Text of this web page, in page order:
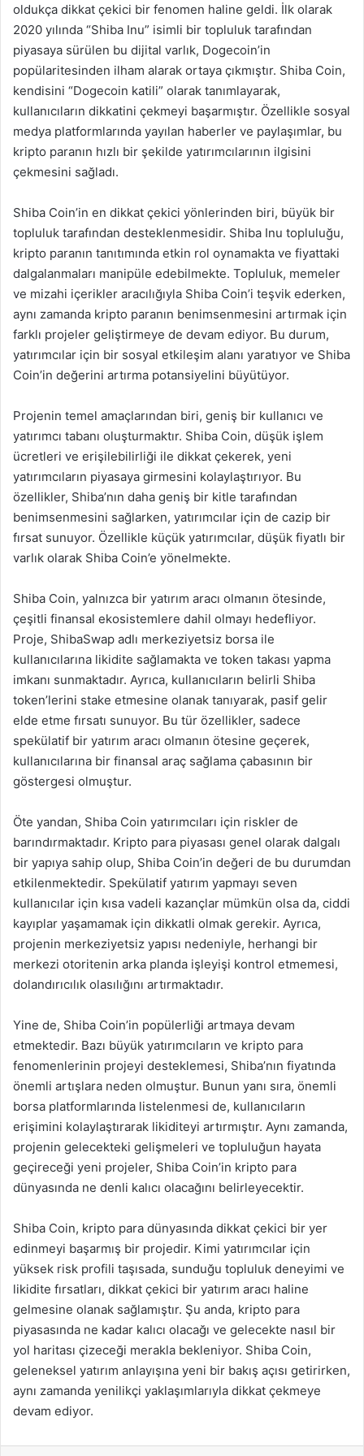
oldukça dikkat çekici bir fenomen haline geldi. İlk olarak
2020 yılında “Shiba Inu” isimli bir topluluk tarafından
piyasaya sürülen bu dijital varlık, Dogecoin’in
popülaritesinden ilham alarak ortaya çıkmıştır. Shiba Coin,
kendisini “Dogecoin katili” olarak tanımlayarak,
kullanıcıların dikkatini çekmeyi başarmıştır. Özellikle sosyal
medya platformlarında yayılan haberler ve paylaşımlar, bu
kripto paranın hızlı bir şekilde yatırımcılarının ilgisini
çekmesini sağladı.
Shiba Coin’in en dikkat çekici yönlerinden biri, büyük bir
topluluk tarafından desteklenmesidir. Shiba Inu topluluğu,
kripto paranın tanıtımında etkin rol oynamakta ve fiyattaki
dalgalanmaları manipüle edebilmekte. Topluluk, memeler
ve mizahi içerikler aracılığıyla Shiba Coin’i teşvik ederken,
aynı zamanda kripto paranın benimsenmesini artırmak için
farklı projeler geliştirmeye de devam ediyor. Bu durum,
yatırımcılar için bir sosyal etkileşim alanı yaratıyor ve Shiba
Coin’in değerini artırma potansiyelini büyütüyor.
Projenin temel amaçlarından biri, geniş bir kullanıcı ve
yatırımcı tabanı oluşturmaktır. Shiba Coin, düşük işlem
ücretleri ve erişilebilirliği ile dikkat çekerek, yeni
yatırımcıların piyasaya girmesini kolaylaştırıyor. Bu
özellikler, Shiba’nın daha geniş bir kitle tarafından
benimsenmesini sağlarken, yatırımcılar için de cazip bir
fırsat sunuyor. Özellikle küçük yatırımcılar, düşük fiyatlı bir
varlık olarak Shiba Coin’e yönelmekte.
Shiba Coin, yalnızca bir yatırım aracı olmanın ötesinde,
çeşitli finansal ekosistemlere dahil olmayı hedefliyor.
Proje, ShibaSwap adlı merkeziyetsiz borsa ile
kullanıcılarına likidite sağlamakta ve token takası yapma
imkanı sunmaktadır. Ayrıca, kullanıcıların belirli Shiba
token’lerini stake etmesine olanak tanıyarak, pasif gelir
elde etme fırsatı sunuyor. Bu tür özellikler, sadece
spekülatif bir yatırım aracı olmanın ötesine geçerek,
kullanıcılarına bir finansal araç sağlama çabasının bir
göstergesi olmuştur.
Öte yandan, Shiba Coin yatırımcıları için riskler de
barındırmaktadır. Kripto para piyasası genel olarak dalgalı
bir yapıya sahip olup, Shiba Coin’in değeri de bu durumdan
etkilenmektedir. Spekülatif yatırım yapmayı seven
kullanıcılar için kısa vadeli kazançlar mümkün olsa da, ciddi
kayıplar yaşamamak için dikkatli olmak gerekir. Ayrıca,
projenin merkeziyetsiz yapısı nedeniyle, herhangi bir
merkezi otoritenin arka planda işleyişi kontrol etmemesi,
dolandırıcılık olasılığını artırmaktadır.
Yine de, Shiba Coin’in popülerliği artmaya devam
etmektedir. Bazı büyük yatırımcıların ve kripto para
fenomenlerinin projeyi desteklemesi, Shiba’nın fiyatında
önemli artışlara neden olmuştur. Bunun yanı sıra, önemli
borsa platformlarında listelenmesi de, kullanıcıların
erişimini kolaylaştırarak likiditeyi artırmıştır. Aynı zamanda,
projenin gelecekteki gelişmeleri ve topluluğun hayata
geçireceği yeni projeler, Shiba Coin’in kripto para
dünyasında ne denli kalıcı olacağını belirleyecektir.
Shiba Coin, kripto para dünyasında dikkat çekici bir yer
edinmeyi başarmış bir projedir. Kimi yatırımcılar için
yüksek risk profili taşısada, sunduğu topluluk deneyimi ve
likidite fırsatları, dikkat çekici bir yatırım aracı haline
gelmesine olanak sağlamıştır. Şu anda, kripto para
piyasasında ne kadar kalıcı olacağı ve gelecekte nasıl bir
yol haritası çizeceği merakla bekleniyor. Shiba Coin,
geleneksel yatırım anlayışına yeni bir bakış açısı getirirken,
aynı zamanda yenilikçi yaklaşımlarıyla dikkat çekmeye
devam ediyor.